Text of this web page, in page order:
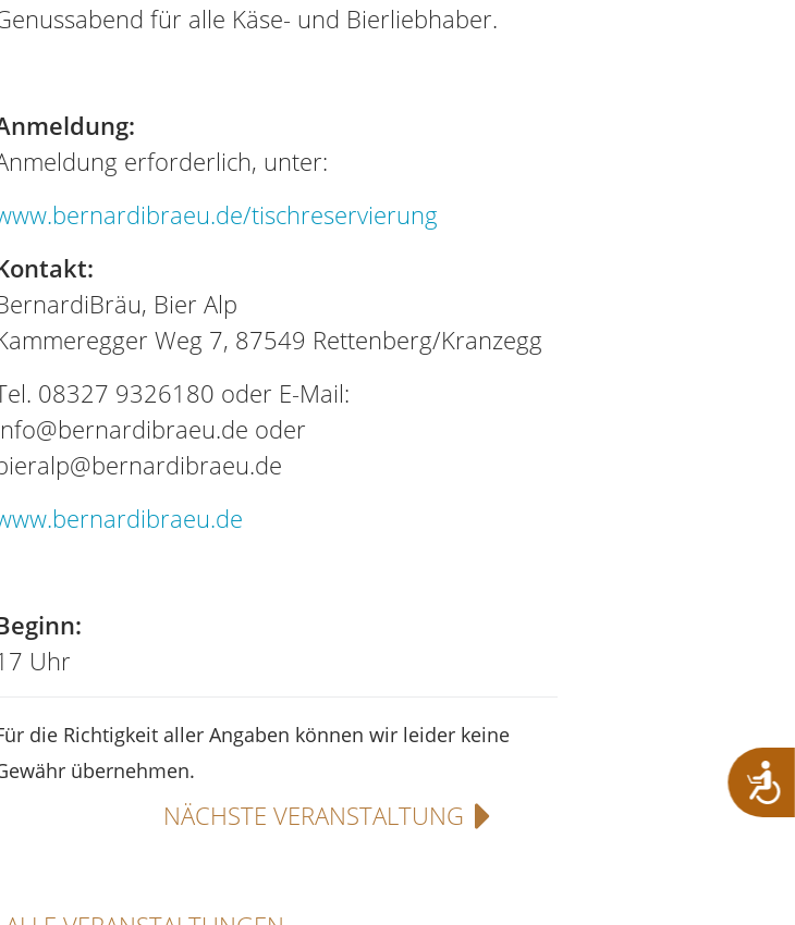
für alle Käse- und Bierliebhaber.
erforderlich, unter:
tischreservierung
Bier Alp
Weg 7, 87549 Rettenberg/Kranzegg
08327 9326180 oder E-Mail:
oder
Uhr
die Richtigkeit aller Angaben können wir leider keine
übernehmen.
NÄCHSTE VERANSTALTUNG